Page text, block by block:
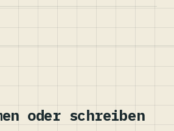
oder schreiben